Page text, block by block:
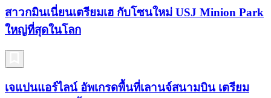
สาวกมินเนี่ยนเตรียมเฮ กับโซนใหม่ USJ Minion Park
ใหญ่ที่สุดในโลก
เจแปนแอร์ไลน์ อัพเกรดพื้นที่เลานจ์สนามบิน เตรียม